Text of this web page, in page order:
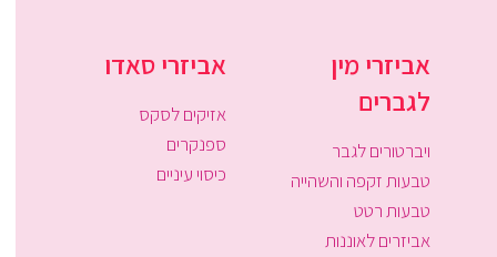
אביזרי מין
לגברים
ויברטורים לגבר
טבעות זקפה והשהייה
טבעות רטט
אביזרים לאוננות
אביזרי סאדו
אזיקים לסקס
ספנקרים
כיסוי עיניים